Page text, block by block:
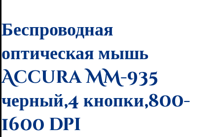
Беспроводная
оптическая мышь
Accura MM-935
черный,4 кнопки,800-
1600 dpi